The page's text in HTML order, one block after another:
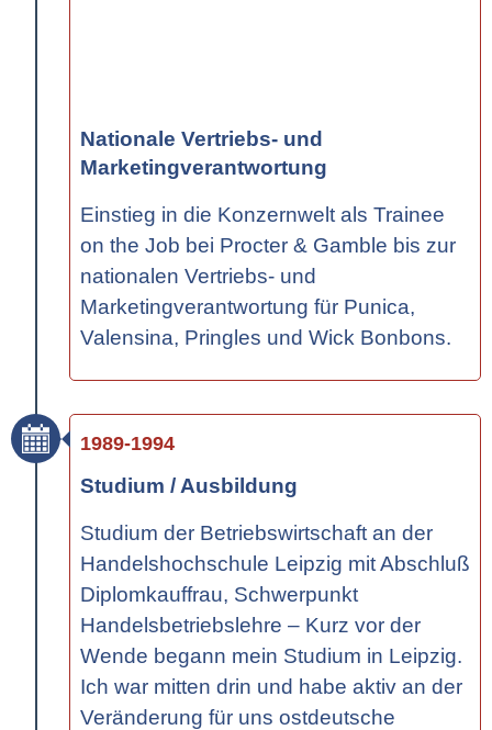
Nationale Vertriebs- und
Marketingverantwortung
Einstieg in die Konzernwelt als Trainee
on the Job bei Procter & Gamble bis zur
nationalen Vertriebs- und
Marketingverantwortung für Punica,
Valensina, Pringles und Wick Bonbons.
1989-1994
Studium / Ausbildung
Studium der Betriebswirtschaft an der
Handelshochschule Leipzig mit Abschluß
Diplomkauffrau, Schwerpunkt
Handelsbetriebslehre – Kurz vor der
Wende begann mein Studium in Leipzig.
Ich war mitten drin und habe aktiv an der
Veränderung für uns ostdeutsche